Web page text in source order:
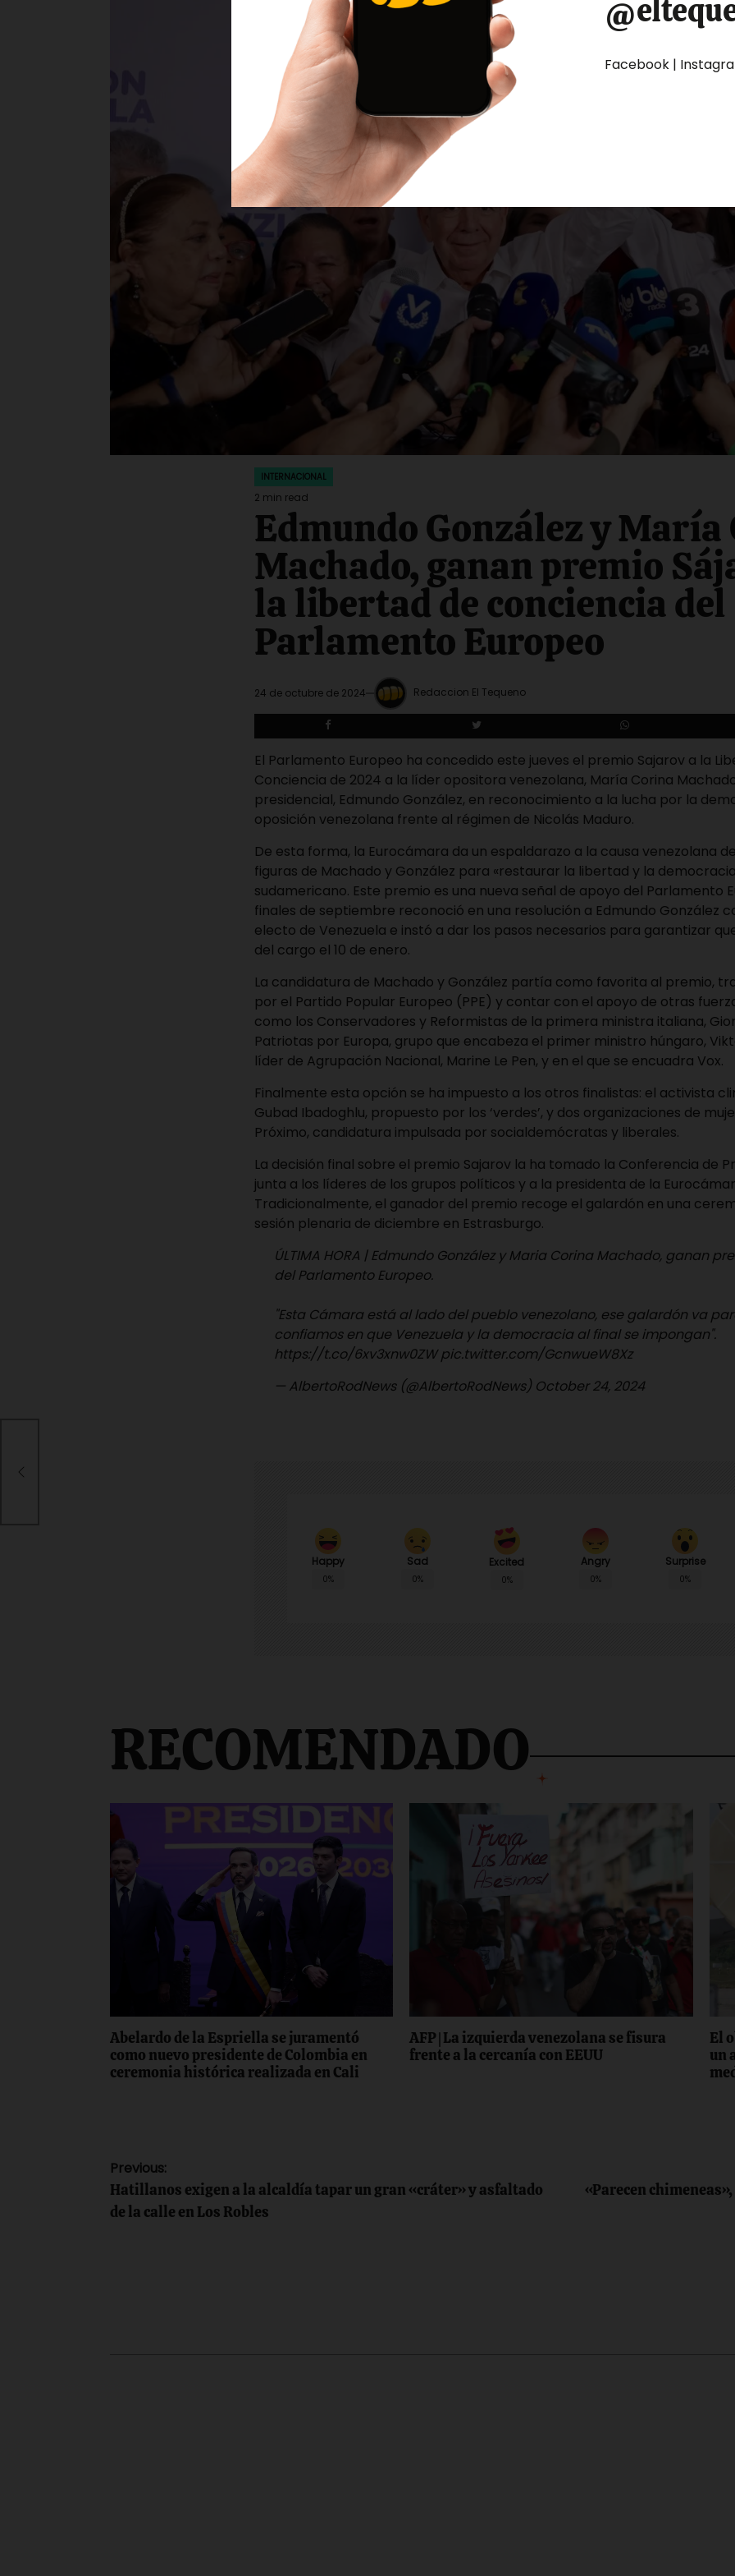
POSTED
IN
INTERNACIONAL
Estimated
read
time
2 min read
Edmundo González y María
Machado, ganan premio
la libertad de conciencia del
Parlamento Europeo
24 de octubre de 2024 Redaccion El Tequeno
El Parlamento Europeo ha concedido este jueves el premio Sajarov a la
Conciencia de 2024 a la líder opositora venezolana, María Corina
presidencial, Edmundo González, en reconocimiento a la lucha por la
oposición venezolana frente al régimen de Nicolás Maduro.
De esta forma, la Eurocámara da un espaldarazo a la causa venezolana
figuras de Machado y González para «restaurar la libertad y la
sudamericano. Este premio es una nueva señal de apoyo del Parlamento
finales de septiembre reconoció en una resolución a Edmundo González
electo de Venezuela e instó a dar los pasos necesarios para garantizar
del cargo el 10 de enero.
La candidatura de Machado y González partía como favorita al premio,
por el Partido Popular Europeo (PPE) y contar con el apoyo de otras
como los Conservadores y Reformistas de la primera ministra italiana,
Patriotas por Europa, grupo que encabeza el primer ministro húngaro,
líder de Agrupación Nacional, Marine Le Pen, y en el que se encuadra Vox.
Finalmente esta opción se ha impuesto a los otros finalistas: el activista
Gubad Ibadoghlu, propuesto por los ‘verdes’, y dos organizaciones de
Próximo, candidatura impulsada por socialdemócratas y liberales.
La decisión final sobre el premio Sajarov la ha tomado la Conferencia de
junta a los líderes de los grupos políticos y a la presidenta de la
Tradicionalmente, el ganador del premio recoge el galardón en una
sesión plenaria de diciembre en Estrasburgo.
ÚLTIMA HORA | Edmundo González y Maria Corina Machado, ganan
del Parlamento Europeo.
"Esta Cámara está al lado del pueblo venezolano, ese galardón va
confiamos en que Venezuela y la democracia al final se impongan".
https://t.co/6xv3xnw0ZW pic.twitter.com/GcnwueW8Xz
— AlbertoRodNews (@AlbertoRodNews) October 24, 2024
Happy
0%
Sad
0%
Excited
0%
Angry
0%
Surprise
0%
RECOMENDADO
Abelardo de la Espriella se juramentó
como nuevo presidente de Colombia en
ceremonia histórica realizada en Cali
AFP | La izquierda venezolana se fisura
frente a la cercanía con EEUU
El
un
Navegación
de
Previous:
Hatillanos exigen a la alcaldía tapar un gran «cráter» y asfaltado
de la calle en Los Robles
«Parecen
Facebook |